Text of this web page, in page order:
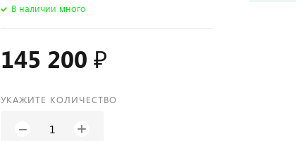
В наличии много
145 200 ₽
УКАЖИТЕ КОЛИЧЕСТВО
− +